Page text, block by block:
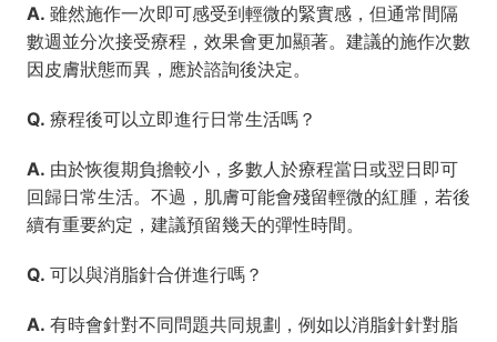
A. 雖然施作一次即可感受到輕微的緊實感，但通常間隔
數週並分次接受療程，效果會更加顯著。建議的施作次數
因皮膚狀態而異，應於諮詢後決定。
Q. 療程後可以立即進行日常生活嗎？
A. 由於恢復期負擔較小，多數人於療程當日或翌日即可
回歸日常生活。不過，肌膚可能會殘留輕微的紅腫，若後
續有重要約定，建議預留幾天的彈性時間。
Q. 可以與消脂針合併進行嗎？
A. 有時會針對不同問題共同規劃，例如以消脂針針對脂